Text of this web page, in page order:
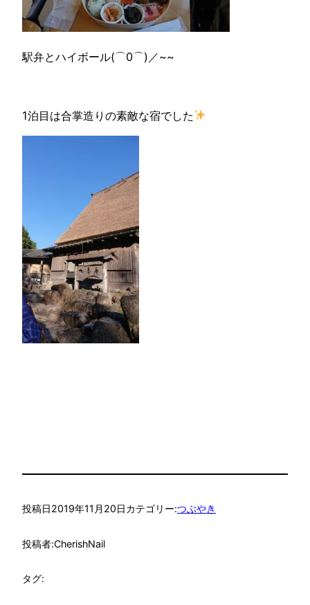
駅弁とハイボール(⌒0⌒)／~~
1泊目は合掌造りの素敵な宿でした
投稿日2019年11月20日カテゴリー:つぶやき
投稿者:CherishNail
タグ: